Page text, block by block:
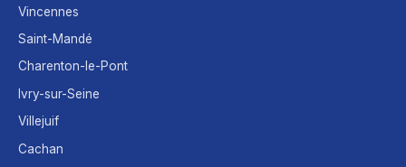
Vincennes
Saint-Mandé
Charenton-le-Pont
Ivry-sur-Seine
Villejuif
Cachan